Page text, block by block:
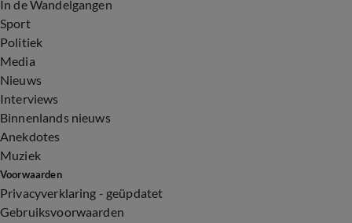
In de Wandelgangen
Sport
Politiek
Media
Nieuws
Interviews
Binnenlands nieuws
Anekdotes
Muziek
Voorwaarden
Privacyverklaring - geüpdatet
Gebruiksvoorwaarden